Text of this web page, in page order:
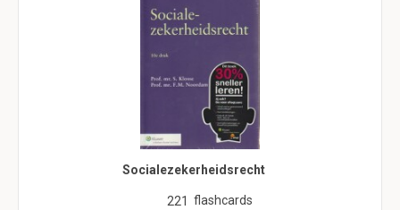
Socialezekerheidsrecht
221 flashcards